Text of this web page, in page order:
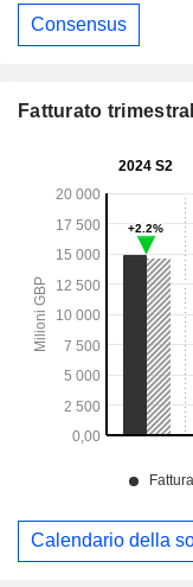
Consensus
Fatturato
Calendario della